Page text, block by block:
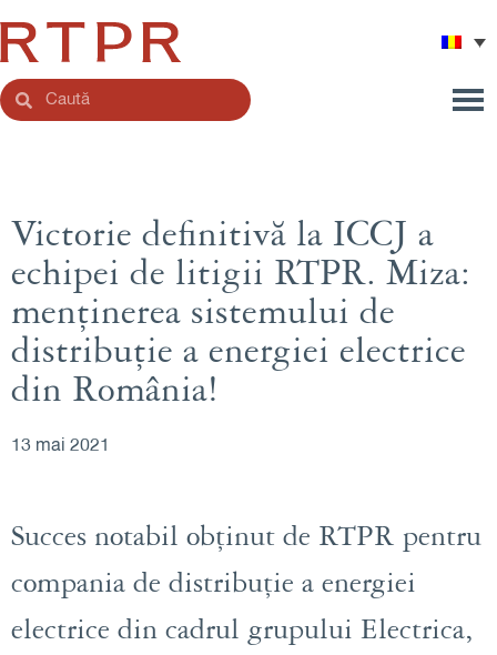
Victorie definitivă la ICCJ a
echipei de litigii RTPR. Miza:
menținerea sistemului de
distribuție a energiei electrice
din România!
13 mai 2021
Succes notabil obținut de RTPR pentru
compania de distribuție a energiei
electrice din cadrul grupului Electrica,